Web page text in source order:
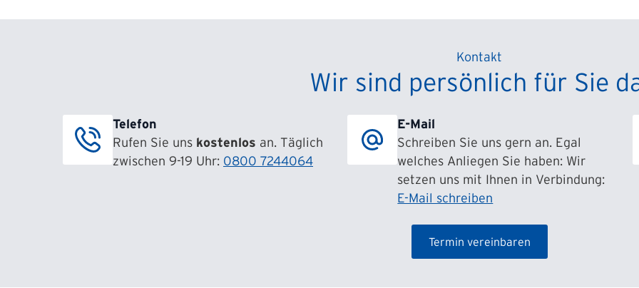
Kontakt
Wir sind persönlich für Sie
Telefon
Rufen Sie uns kostenlos an. Täglich
zwischen 9-19 Uhr: 0800 7244064
E-Mail
Schreiben Sie uns gern an. Egal
welches Anliegen Sie haben: Wir
setzen uns mit Ihnen in Verbindung:
E-Mail schreiben
Termin vereinbaren